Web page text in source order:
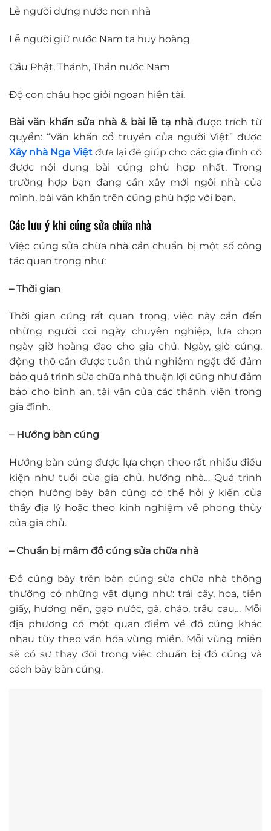
Lễ người dựng nước non nhà
Lễ người giữ nước Nam ta huy hoàng
Cầu Phật, Thánh, Thần nước Nam
Độ con cháu học giỏi ngoan hiền tài.
Bài văn khấn sửa nhà & bài lễ tạ nhà được trích từ
quyển: “Văn khấn cổ truyền của người Việt” được
Xây nhà Nga Việtđưa lại để giúp cho các gia đình có
được nội dung bài cúng phù hợp nhất. Trong
trường hợp bạn đang cần xây mới ngôi nhà của
mình, bài văn khấn trên cũng phù hợp với bạn.
Các lưu ý khi cúng sửa chữa nhà
Việc cúng sửa chữa nhà cần chuẩn bị một số công
tác quan trọng như:
– Thời gian
Thời gian cúng rất quan trọng, việc này cần đến
những người coi ngày chuyên nghiệp, lựa chọn
ngày giờ hoàng đạo cho gia chủ. Ngày, giờ cúng,
động thổ cần được tuân thủ nghiêm ngặt để đảm
bảo quá trình sửa chữa nhà thuận lợi cũng như đảm
bảo cho bình an, tài vận của các thành viên trong
gia đình.
– Hướng bàn cúng
Hướng bàn cúng được lựa chọn theo rất nhiều điều
kiện như tuổi của gia chủ, hướng nhà… Quá trình
chọn hướng bày bàn cúng có thể hỏi ý kiến của
thầy địa lý hoặc theo kinh nghiệm về phong thủy
của gia chủ.
– Chuẩn bị mâm đồ cúng sửa chữa nhà
Đồ cúng bày trên bàn cúng sửa chữa nhà thông
thường có những vật dụng như: trái cây, hoa, tiền
giấy, hương nến, gạo nước, gà, cháo, trầu cau… Mỗi
địa phương có một quan điểm về đồ cúng khác
nhau tùy theo văn hóa vùng miền. Mỗi vùng miền
sẽ có sự thay đổi trong việc chuẩn bị đồ cúng và
cách bày bàn cúng.